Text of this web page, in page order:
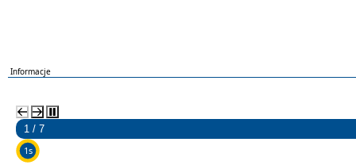
Informacje
2 / 7
5s